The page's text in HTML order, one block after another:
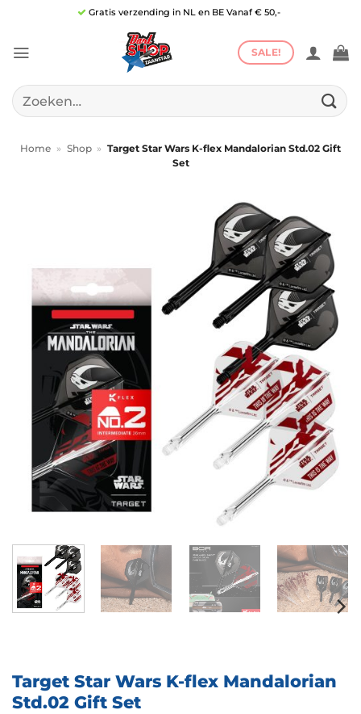
inhoud
Gratis verzending in NL en BE Vanaf € 50,-
SALE!
Zoeken
naar:
Home » Shop » Target Star Wars K-flex Mandalorian Std.02 Gift
Set
Target Star Wars K-flex Mandalorian
Std.02 Gift Set